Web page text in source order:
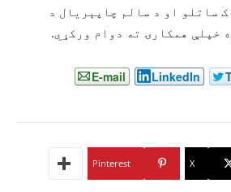
ساتلو او د سالم چاپېریال د
خپلې همکارۍ ته دوام ورکړي.
LinkedIn
E-mail
X
Pinterest